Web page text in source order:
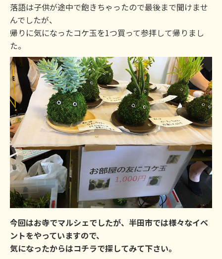
落語は子供が途中で飽きちゃったので最後まで聞けませ
んでしたが、
帰りに気になったコケ玉を1つ買って参拝して帰りまし
た。
今回はお寺でマルシェでしたが、半田市では様々なイベ
ントをやっていますので、
気になったからはコチラで探してみて下さい。